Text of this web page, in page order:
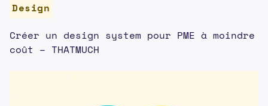
Design
Créer un design system pour PME à moindre
coût – THATMUCH